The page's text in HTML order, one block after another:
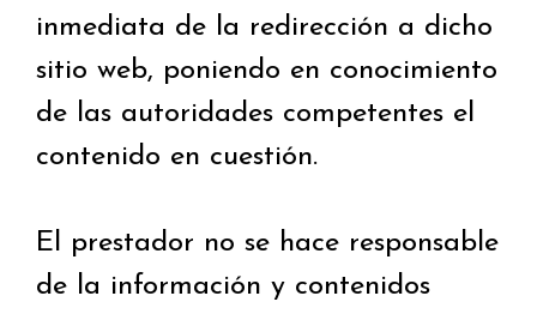
inmediata de la redirección a dicho
sitio web, poniendo en conocimiento
de las autoridades competentes el
contenido en cuestión.
El prestador no se hace responsable
de la información y contenidos